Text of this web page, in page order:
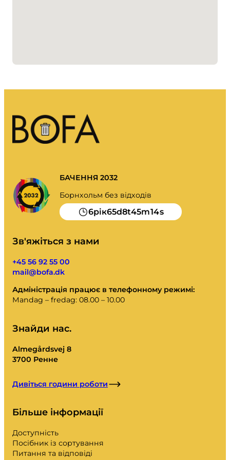
БАЧЕННЯ 2032
Борнхольм без відходів
6рік65d8t45m14s
Зв'яжіться з нами
+45 56 92 55 00
mail@bofa.dk
Адміністрація працює в телефонному режимі:
Mandag – fredag: 08.00 – 10.00
Знайди нас.
Almegårdsvej 8
3700 Ренне
Дивіться години роботи
Більше інформації
Доступність
Посібник із сортування
Питання та відповіді